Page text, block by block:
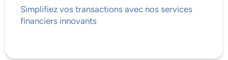
Simplifiez vos transactions avec nos services
financiers innovants